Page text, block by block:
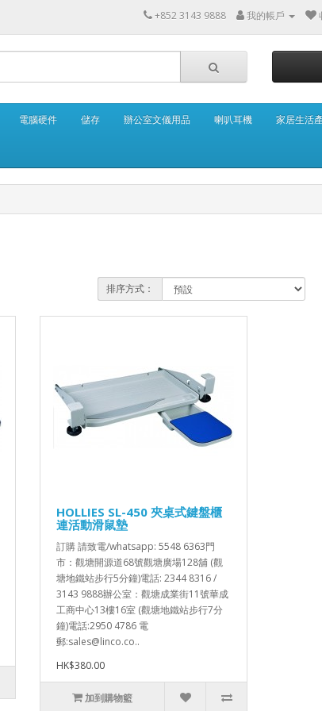
+852 3143 9888 我的帳戶
電腦硬件 儲存 辦公室文儀用品 喇叭耳機 家居生活
排序方式：
HOLLIES SL-450 夾桌式鍵盤櫃
連活動滑鼠墊
訂購 請致電/whatsapp: 5548 6363門
市：觀塘開源道68號觀塘廣場128舖 (觀
塘地鐵站步行5分鐘)電話: 2344 8316 /
3143 9888辦公室：觀塘成業街11號華成
工商中心13樓16室 (觀塘地鐵站步行7分
鐘)電話:2950 4786 電
郵:sales@linco.co..
HK$380.00
加到購物籃